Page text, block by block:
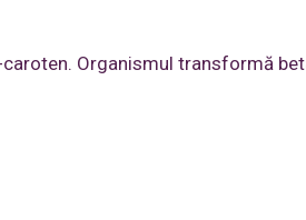
Organismul transformă